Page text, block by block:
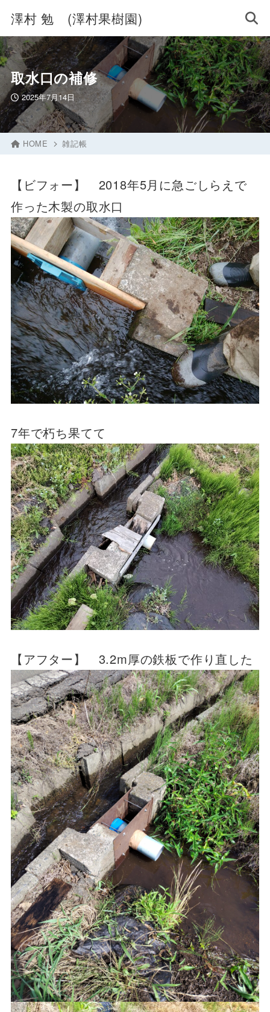
澤村 勉 (澤村果樹園)
取水口の補修
2025年7月14日
HOME 雑記帳
【ビフォー】 2018年5月に急ごしらえで
作った木製の取水口
7年で朽ち果てて
【アフター】 3.2m厚の鉄板で作り直した